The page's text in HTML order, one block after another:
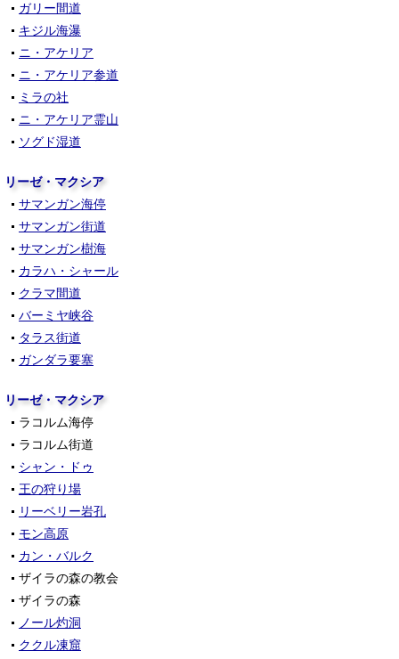
ガリー間道
キジル海瀑
ニ・アケリア
ニ・アケリア参道
ミラの社
ニ・アケリア霊山
ソグド湿道
リーゼ・マクシア
サマンガン海停
サマンガン街道
サマンガン樹海
カラハ・シャール
クラマ間道
バーミヤ峡谷
タラス街道
ガンダラ要塞
リーゼ・マクシア
ラコルム海停
ラコルム街道
シャン・ドゥ
王の狩り場
リーベリー岩孔
モン高原
カン・バルク
ザイラの森の教会
ザイラの森
ノール灼洞
ククル凍窟